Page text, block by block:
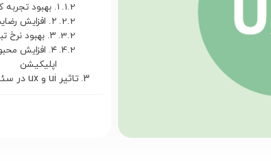
۱. بهبود تجربه کاربری
۲. افزایش رضایت کاربران
۳. بهبود نرخ تبدیل
۴. افزایش
اپلیکیشن
تاثیر ui و ux در سئو